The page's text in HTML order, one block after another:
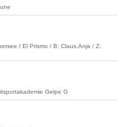
/ El Prismo / B: Claus,Anja / Z:
Gelpe G